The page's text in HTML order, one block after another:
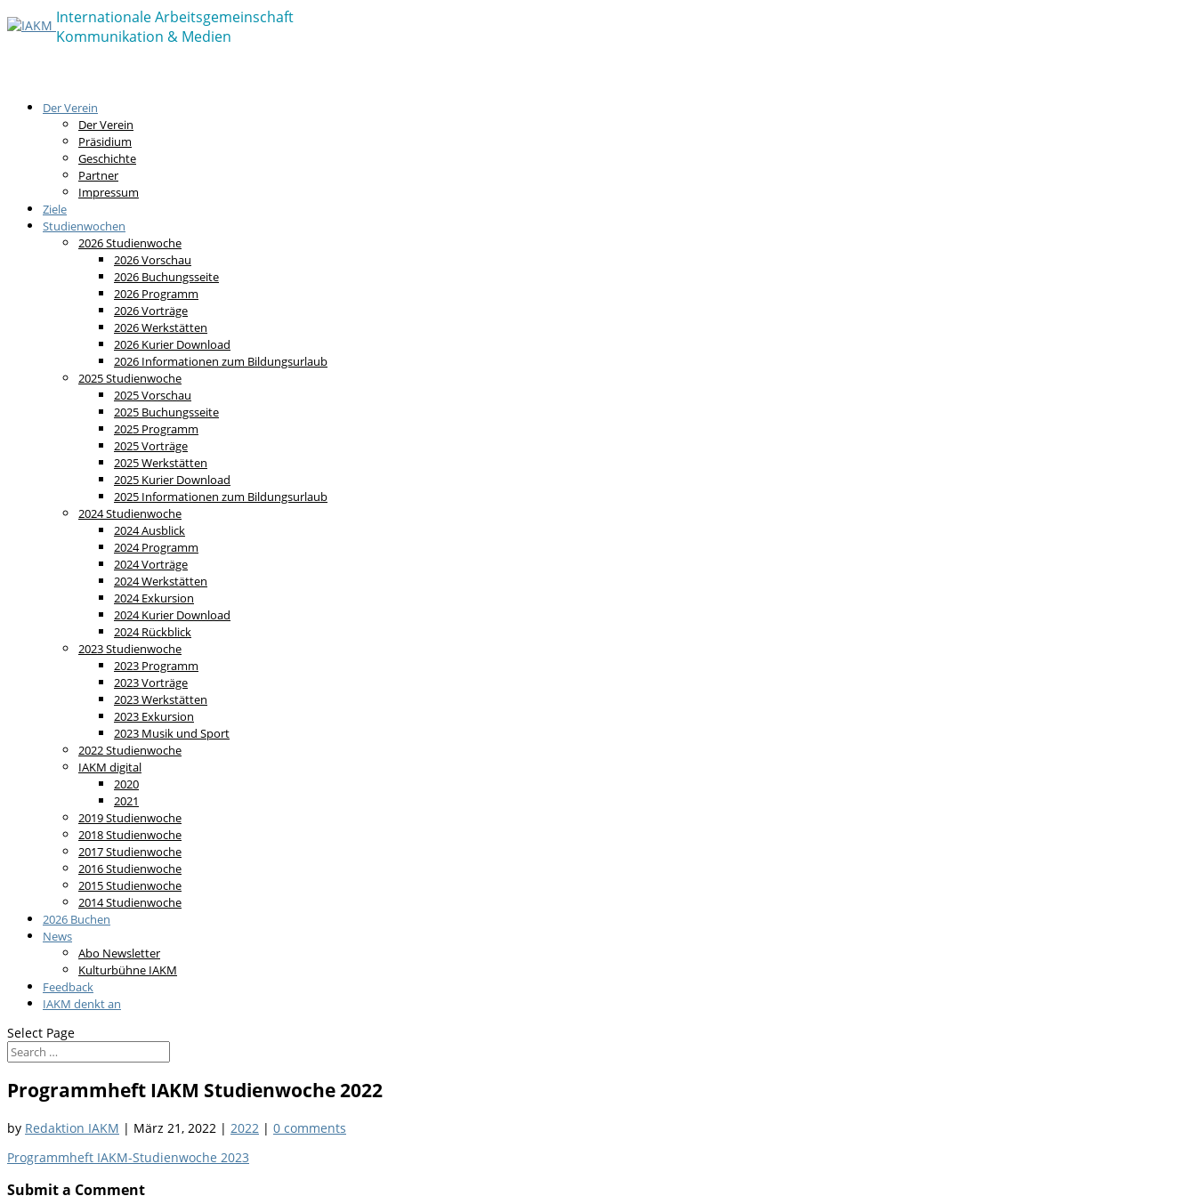
Der Verein
Der Verein
Präsidium
Geschichte
Partner
Impressum
Ziele
Studienwochen
2026 Studienwoche
2026 Vorschau
2026 Buchungsseite
2026 Programm
2026 Vorträge
2026 Werkstätten
2026 Kurier Download
2026 Informationen zum Bildungsurlaub
2025 Studienwoche
2025 Vorschau
2025 Buchungsseite
2025 Programm
2025 Vorträge
2025 Werkstätten
2025 Kurier Download
2025 Informationen zum Bildungsurlaub
2024 Studienwoche
2024 Ausblick
2024 Programm
2024 Vorträge
2024 Werkstätten
2024 Exkursion
2024 Kurier Download
2024 Rückblick
2023 Studienwoche
2023 Programm
2023 Vorträge
2023 Werkstätten
2023 Exkursion
2023 Musik und Sport
2022 Studienwoche
IAKM digital
2020
2021
2019 Studienwoche
2018 Studienwoche
2017 Studienwoche
2016 Studienwoche
2015 Studienwoche
2014 Studienwoche
2026 Buchen
News
Abo Newsletter
Kulturbühne IAKM
Feedback
IAKM denkt an
Select Page
Programmheft IAKM Studienwoche 2022
by Redaktion IAKM | März 21, 2022 | 2022 | 0 comments
Programmheft IAKM-Studienwoche 2023
Submit a Comment